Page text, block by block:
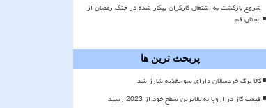
شروع بازگشت به اشتغال کارگران بیکار شده در جنگ رمضان از
استان قم
پربحث ترین ها
کالا برگ خردسالان دارای سوءتغذیه شارژ شد
قیمت گاز در اروپا به بالاترین سطح خود از 2023 رسید